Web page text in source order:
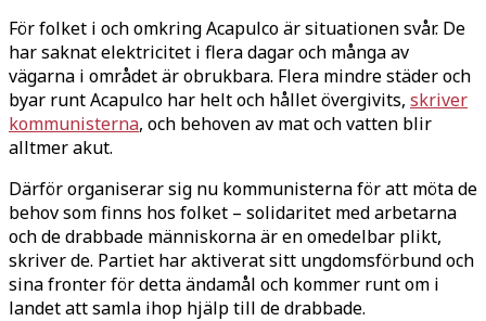
För folket i och omkring Acapulco är situationen svår. De
har saknat elektricitet i flera dagar och många av
vägarna i området är obrukbara. Flera mindre städer och
byar runt Acapulco har helt och hållet övergivits, skriver
kommunisterna, och behoven av mat och vatten blir
alltmer akut.
Därför organiserar sig nu kommunisterna för att möta de
behov som finns hos folket – solidaritet med arbetarna
och de drabbade människorna är en omedelbar plikt,
skriver de. Partiet har aktiverat sitt ungdomsförbund och
sina fronter för detta ändamål och kommer runt om i
landet att samla ihop hjälp till de drabbade.